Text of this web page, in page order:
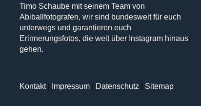
Timo Schaube mit seinem Team von
Abiballfotografen, wir sind bundesweit für euch
unterwegs und garantieren euch
Erinnerungsfotos, die weit über Instagram hinaus
gehen.
Kontakt| Impressum Datenschutz Sitemap